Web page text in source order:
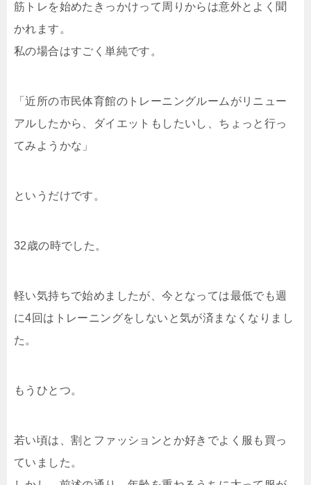
筋トレを始めたきっかけって周りからは意外とよく聞
かれます。
私の場合はすごく単純です。
「近所の市民体育館のトレーニングルームがリニュー
アルしたから、ダイエットもしたいし、ちょっと行っ
てみようかな」
というだけです。
32歳の時でした。
軽い気持ちで始めましたが、今となっては最低でも週
に4回はトレーニングをしないと気が済まなくなりまし
た。
もうひとつ。
若い頃は、割とファッションとか好きでよく服も買っ
ていました。